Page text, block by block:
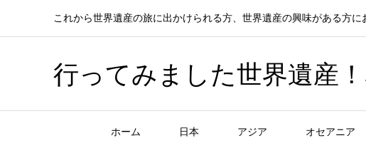
これから世界遺産の旅に出かけられる方、世界遺産の興味がある方
行ってみました世界遺産
ホーム 日本 アジア オセアニア